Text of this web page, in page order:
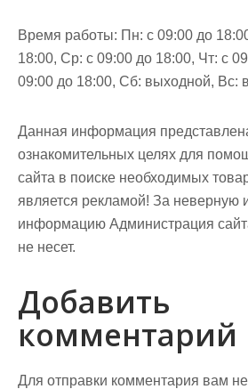
Время работы: Пн: с 09:00 до
18:00, Ср: с 09:00 до 18:00, Чт: с
09:00 до 18:00, Сб: выходной, Вс:
Данная информация
ознакомительных целях для
сайта в поиске необходимых
является рекламой! За неверную
информацию Администрация
не несет.
Добавить
комментарий
Для отправки комментария вам